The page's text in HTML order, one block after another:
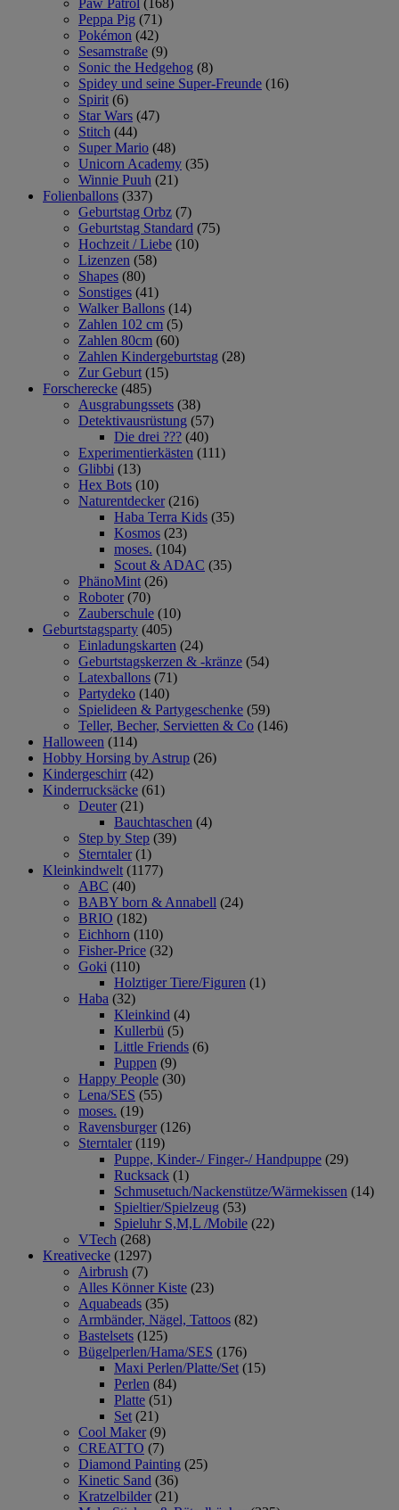
Peppa Pig (71)
Pokémon (42)
Sesamstraße (9)
Sonic the Hedgehog (8)
Spidey und seine Super-Freunde (16)
Spirit (6)
Star Wars (47)
Stitch (44)
Super Mario (48)
Unicorn Academy (35)
Winnie Puuh (21)
Folienballons (337)
Geburtstag Orbz (7)
Geburtstag Standard (75)
Hochzeit / Liebe (10)
Lizenzen (58)
Shapes (80)
Sonstiges (41)
Walker Ballons (14)
Zahlen 102 cm (5)
Zahlen 80cm (60)
Zahlen Kindergeburtstag (28)
Zur Geburt (15)
Forscherecke (485)
Ausgrabungssets (38)
Detektivausrüstung (57)
Die drei ??? (40)
Experimentierkästen (111)
Glibbi (13)
Hex Bots (10)
Naturentdecker (216)
Haba Terra Kids (35)
Kosmos (23)
moses. (104)
Scout & ADAC (35)
PhänoMint (26)
Roboter (70)
Zauberschule (10)
Geburtstagsparty (405)
Einladungskarten (24)
Geburtstagskerzen & -kränze (54)
Latexballons (71)
Partydeko (140)
Spielideen & Partygeschenke (59)
Teller, Becher, Servietten & Co (146)
Halloween (114)
Hobby Horsing by Astrup (26)
Kindergeschirr (42)
Kinderrucksäcke (61)
Deuter (21)
Bauchtaschen (4)
Step by Step (39)
Sterntaler (1)
Kleinkindwelt (1177)
ABC (40)
BABY born & Annabell (24)
BRIO (182)
Eichhorn (110)
Fisher-Price (32)
Goki (110)
Holztiger Tiere/Figuren (1)
Haba (32)
Kleinkind (4)
Kullerbü (5)
Little Friends (6)
Puppen (9)
Happy People (30)
Lena/SES (55)
moses. (19)
Ravensburger (126)
Sterntaler (119)
Puppe, Kinder-/ Finger-/ Handpuppe (29)
Rucksack (1)
Schmusetuch/Nackenstütze/Wärmekissen (14)
Spieltier/Spielzeug (53)
Spieluhr S,M,L /Mobile (22)
VTech (268)
Kreativecke (1297)
Airbrush (7)
Alles Könner Kiste (23)
Aquabeads (35)
Armbänder, Nägel, Tattoos (82)
Bastelsets (125)
Bügelperlen/Hama/SES (176)
Maxi Perlen/Platte/Set (15)
Perlen (84)
Platte (51)
Set (21)
Cool Maker (9)
CREATTO (7)
Diamond Painting (25)
Kinetic Sand (36)
Kratzelbilder (21)